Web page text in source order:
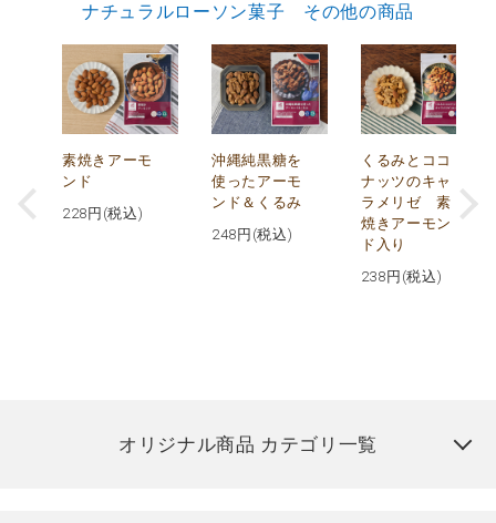
ナチュラルローソン菓子 その他の商品
素焼きアーモ
ンド
228 円(税込)
沖縄純黒糖を
使ったアーモ
ンド＆くるみ
248 円(税込)
くるみとココ
ナッツのキャ
ラメリゼ 素
焼きアーモン
ド入り
238 円(税込)
オリジナル商品 カテゴリ一覧